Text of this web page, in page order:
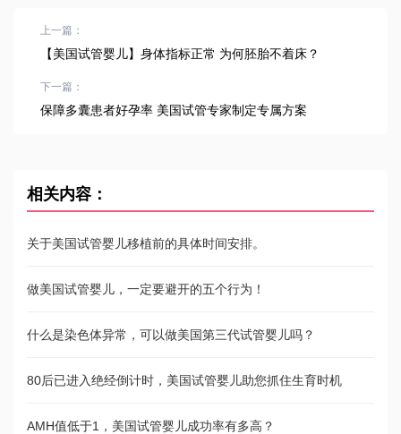
上一篇：
【美国试管婴儿】身体指标正常 为何胚胎不着床？
下一篇：
保障多囊患者好孕率 美国试管专家制定专属方案
相关内容：
关于美国试管婴儿移植前的具体时间安排。
做美国试管婴儿，一定要避开的五个行为！
什么是染色体异常，可以做美国第三代试管婴儿吗？
80后已进入绝经倒计时，美国试管婴儿助您抓住生育时机
AMH值低于1，美国试管婴儿成功率有多高？